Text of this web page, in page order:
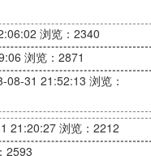
浏览：2340
浏览：2871
08-31 21:52:13 浏览：
21:20:27 浏览：2212
2593